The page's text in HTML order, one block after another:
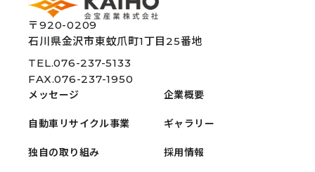
〒920-0209
石川県金沢市東蚊爪町1丁目25番地
TEL.076-237-5133
FAX.076-237-1950
メッセージ
自動車リサイクル事業
独自の取り組み
企業概要
ギャラリー
採用情報